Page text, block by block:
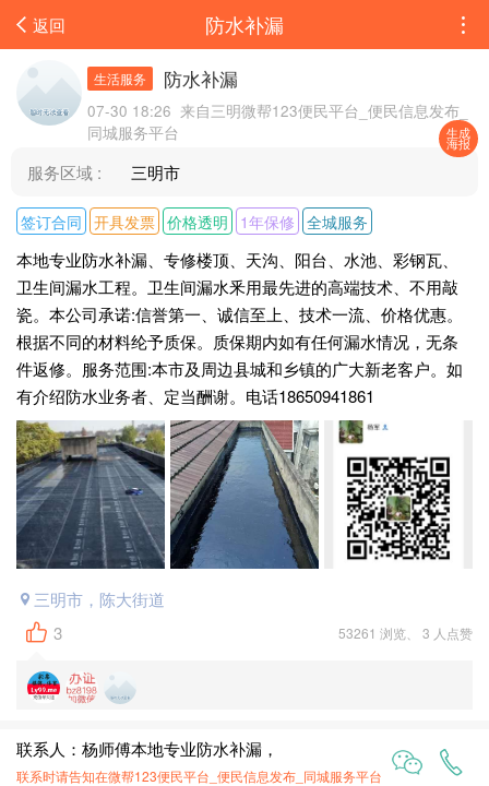
生成
海报
返回 防水补漏
生活服务 防水补漏
07-30 18:26 来自三明微帮123便民平台_便民信息发布_
同城服务平台
服务区域 : 三明市
签订合同 开具发票 价格透明 1年保修 全城服务
本地专业防水补漏、专修楼顶、天沟、阳台、水池、彩钢瓦、
卫生间漏水工程。卫生间漏水釆用最先进的高端技术、不用敲
瓷。本公司承诺:信誉第一、诚信至上、技术一流、价格优惠。
根据不同的材料纶予质保。质保期内如有任何漏水情况，无条
件返修。服务范围:本市及周边县城和乡镇的广大新老客户。如
有介绍防水业务者、定当酬谢。电话18650941861
三明市，陈大街道
3
53261 浏览、 3 人点赞
联系人：杨师傅本地专业防水补漏，
联系时请告知在微帮123便民平台_便民信息发布_同城服务平台